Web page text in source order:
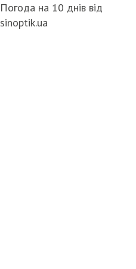
Погода на 10 днів від
sinoptik.ua